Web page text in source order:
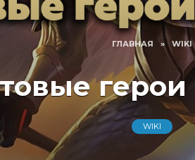
ГЛАВНАЯ » WIKI
герои
WIKI